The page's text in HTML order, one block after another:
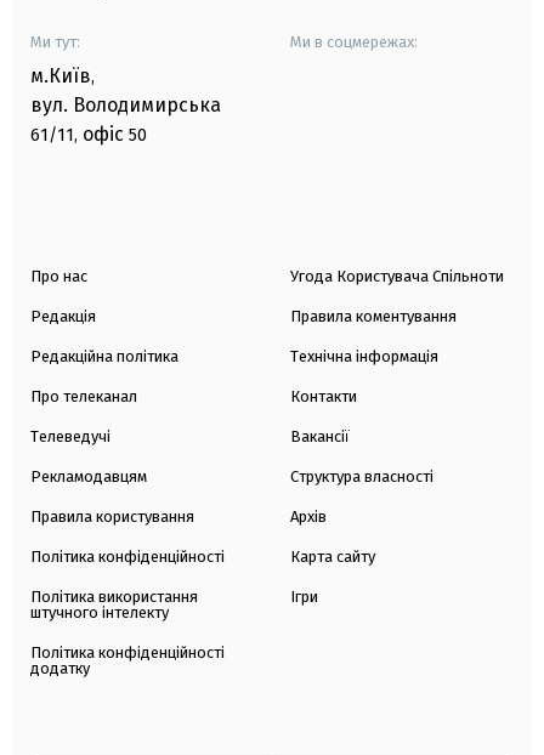
Ми тут:
м.Київ,
вул. Володимирська
61/11, офіс 50
Ми в соцмережах:
Про нас
Редакція
Редакційна політика
Про телеканал
Телеведучі
Рекламодавцям
Правила користування
Політика конфіденційності
Політика використання
штучного інтелекту
Політика конфіденційності
додатку
Угода Користувача Спільноти
Правила коментування
Технічна інформація
Контакти
Вакансії
Структура власності
Архів
Карта сайту
Ігри